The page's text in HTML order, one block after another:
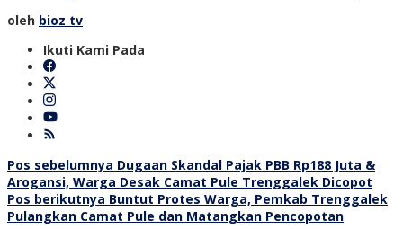
oleh bioz tv
Ikuti Kami Pada
Navigasi
pos
Pos sebelumnya Dugaan Skandal Pajak PBB Rp188 Juta &
Arogansi, Warga Desak Camat Pule Trenggalek Dicopot
Pos berikutnya Buntut Protes Warga, Pemkab Trenggalek
Pulangkan Camat Pule dan Matangkan Pencopotan